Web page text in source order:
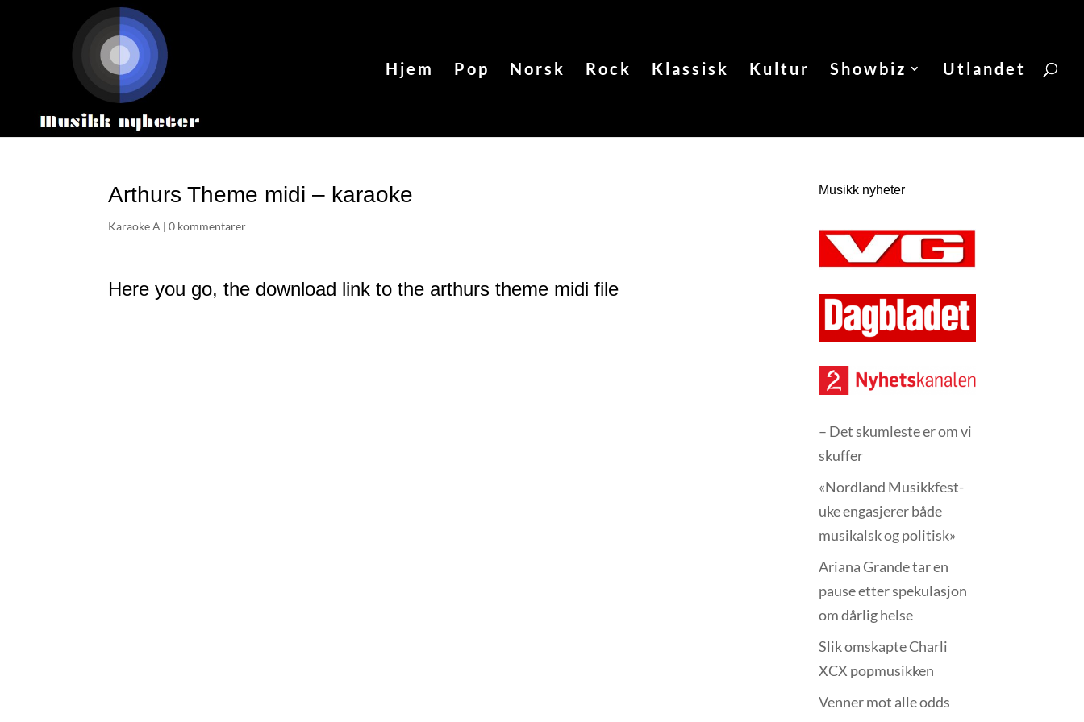
Hjem Pop Norsk Rock Klassisk Kultur Showbiz Utlandet
Arthurs Theme midi – karaoke
Karaoke A |0 kommentarer
Here you go, the download link to the arthurs theme midi file
Musikk nyheter
– Det skumleste er om vi
skuffer
«Nordland Musikkfest­
uke engasjerer både
musikalsk og politisk»
Ariana Grande tar en
pause etter spekulasjon
om dårlig helse
Slik omskapte Charli
XCX popmusikken
Venner mot alle odds